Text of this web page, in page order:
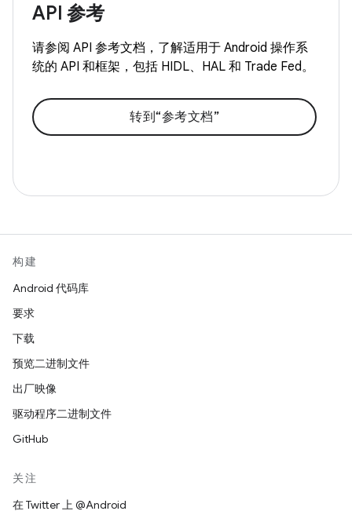
API 参考
请参阅 API 参考文档，了解适用于 Android 操作系
统的 API 和框架，包括 HIDL、HAL 和 Trade Fed。
转到“参考文档”
构建
Android 代码库
要求
下载
预览二进制文件
出厂映像
驱动程序二进制文件
GitHub
关注
在 Twitter 上 @Android